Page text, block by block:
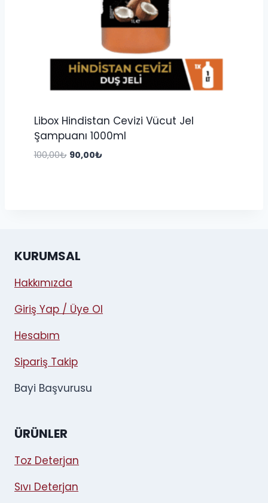
Libox Hindistan Cevizi Vücut Jel
Şampuanı 1000ml
100,00₺ Orijinal
90,00₺Şu
KURUMSAL
Hakkımızda
Giriş Yap / Üye Ol
Hesabım
Sipariş Takip
Bayi Başvurusu
ÜRÜNLER
Toz Deterjan
Sıvı Deterjan